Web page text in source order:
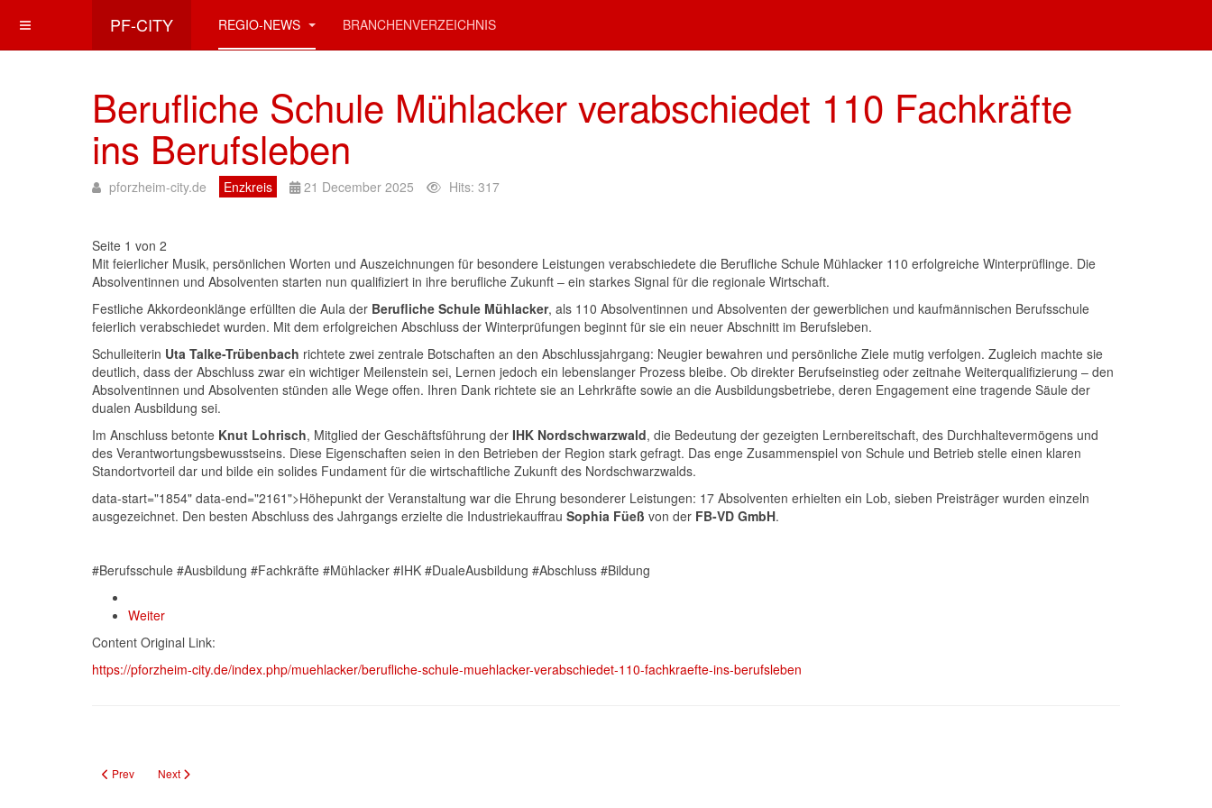
PF-CITY REGIO-NEWS BRANCHENVERZEICHNIS
Berufliche Schule Mühlacker verabschiedet 110 Fachkräfte
ins Berufsleben
pforzheim-city.de Enzkreis 21 December 2025 Hits: 317
Seite 1 von 2
Mit feierlicher Musik, persönlichen Worten und Auszeichnungen für besondere Leistungen verabschiedete die Berufliche Schule Mühlacker 110 erfolgreiche Winterprüflinge. Die
Absolventinnen und Absolventen starten nun qualifiziert in ihre berufliche Zukunft – ein starkes Signal für die regionale Wirtschaft.
Festliche Akkordeonklänge erfüllten die Aula der Berufliche Schule Mühlacker, als 110 Absolventinnen und Absolventen der gewerblichen und kaufmännischen Berufsschule
feierlich verabschiedet wurden. Mit dem erfolgreichen Abschluss der Winterprüfungen beginnt für sie ein neuer Abschnitt im Berufsleben.
Schulleiterin Uta Talke-Trübenbach richtete zwei zentrale Botschaften an den Abschlussjahrgang: Neugier bewahren und persönliche Ziele mutig verfolgen. Zugleich machte sie
deutlich, dass der Abschluss zwar ein wichtiger Meilenstein sei, Lernen jedoch ein lebenslanger Prozess bleibe. Ob direkter Berufseinstieg oder zeitnahe Weiterqualifizierung – den
Absolventinnen und Absolventen stünden alle Wege offen. Ihren Dank richtete sie an Lehrkräfte sowie an die Ausbildungsbetriebe, deren Engagement eine tragende Säule der
dualen Ausbildung sei.
Im Anschluss betonte Knut Lohrisch, Mitglied der Geschäftsführung der IHK Nordschwarzwald, die Bedeutung der gezeigten Lernbereitschaft, des Durchhaltevermögens und
des Verantwortungsbewusstseins. Diese Eigenschaften seien in den Betrieben der Region stark gefragt. Das enge Zusammenspiel von Schule und Betrieb stelle einen klaren
Standortvorteil dar und bilde ein solides Fundament für die wirtschaftliche Zukunft des Nordschwarzwalds.
data-start="1854" data-end="2161">Höhepunkt der Veranstaltung war die Ehrung besonderer Leistungen: 17 Absolventen erhielten ein Lob, sieben Preisträger wurden einzeln
ausgezeichnet. Den besten Abschluss des Jahrgangs erzielte die Industriekauffrau Sophia Füeß von der FB-VD GmbH.
#Berufsschule #Ausbildung #Fachkräfte #Mühlacker #IHK #DualeAusbildung #Abschluss #Bildung
Weiter
Content Original Link:
https://pforzheim-city.de/index.php/muehlacker/berufliche-schule-muehlacker-verabschiedet-110-fachkraefte-ins-berufsleben
Previous article: Neue Postfiliale in Neuenbürg eröffnet im Genial Markt
Prev Next article: Großflächige Holzernte im Norden von Arnbach gestartet
Next